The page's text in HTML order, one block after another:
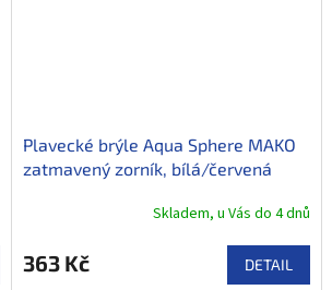
Plavecké brýle Aqua Sphere MAKO
zatmavený zorník, bílá/červená
Skladem, u Vás do 4 dnů
363 Kč DETAIL